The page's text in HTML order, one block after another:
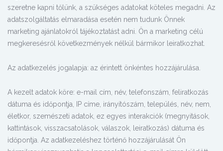
szeretne kapni tőlünk, a szükséges adatokat köteles megadni. Az
adatszolgáltatás elmaradása esetén nem tudunk Önnek
marketing ajánlatokról tájékoztatást adni. Ön a marketing célú
megkeresésről következmények nélkül bármikor leiratkozhat.
Az adatkezelés jogalapja: az érintett önkéntes hozzájárulása.
A kezelt adatok köre: e-mail cím, név, telefonszám, feliratkozás
dátuma és időpontja, IP címe, irányítószám, település, név, nem,
életkor, szemészeti adatok, ez egyes interakciók (megnyitások,
kattintások, visszacsatolások, válaszok, leiratkozás) dátuma és
időpontja. Az adatkezeléshez történő hozzájárulását Ön